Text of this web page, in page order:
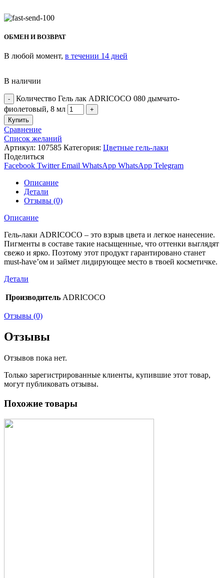
ОБМЕН И ВОЗВРАТ
В любой момент, в течении 14 дней
В наличии
Количество Гель лак ADRICOCO 080 дымчато-
фиолетовый, 8 мл
Купить
Сравнение
Список желаний
Артикул: 107585 Категория: Цветные гель-лаки
Поделиться
Facebook Twitter Email WhatsApp WhatsApp Telegram
Описание
Детали
Отзывы (0)
Описание
Гель-лаки ADRICOCO – это взрыв цвета и легкое нанесение.
Пигменты в составе такие насыщенные, что оттенки выглядят
свежо и ярко. Поэтому этот продукт гарантировано станет
must-have’ом и займет лидирующее место в твоей косметичке.
Детали
Производитель ADRICOCO
Отзывы (0)
Отзывы
Отзывов пока нет.
Только зарегистрированные клиенты, купившие этот товар,
могут публиковать отзывы.
Похожие товары